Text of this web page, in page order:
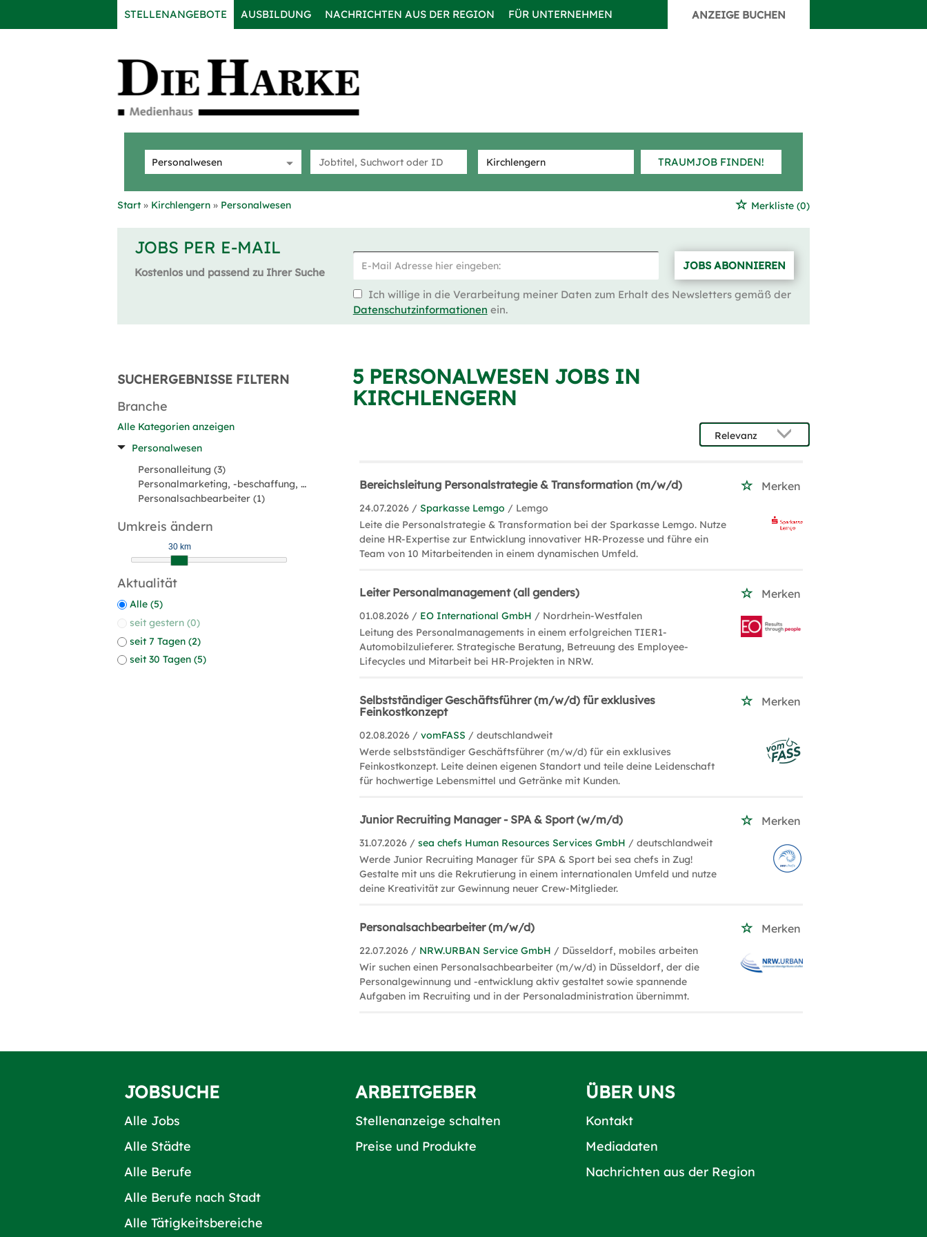
STELLENANGEBOTE AUSBILDUNG NACHRICHTEN AUS DER REGION FÜR UNTERNEHMEN ANZEIGE BUCHEN
TRAUMJOB FINDEN!
Start Kirchlengern Personalwesen Merkliste (0)
JOBS PER E-MAIL
Kostenlos und passend zu Ihrer Suche
JOBS ABONNIEREN
Ich willige in die Verarbeitung meiner Daten zum Erhalt des Newsletters gemäß der
Datenschutzinformationen ein.
SUCHERGEBNISSE FILTERN
Branche
Alle Kategorien anzeigen
Personalwesen
Personalleitung (3)
Personalmarketing, -beschaffung, Rekrutierung (2)
Personalsachbearbeiter (1)
Umkreis ändern
30 km
Aktualität
Alle (5)
seit gestern (0)
seit 7 Tagen (2)
seit 30 Tagen (5)
5 PERSONALWESEN JOBS IN
KIRCHLENGERN
Bereichsleitung Personalstrategie & Transformation (m/w/d) Merken
24.07.2026 /Sparkasse Lemgo / Lemgo
Leite die Personalstrategie & Transformation bei der Sparkasse Lemgo. Nutze
deine HR-Expertise zur Entwicklung innovativer HR-Prozesse und führe ein
Team von 10 Mitarbeitenden in einem dynamischen Umfeld.
Leiter Personalmanagement (all genders) Merken
01.08.2026 / EO International GmbH / Nordrhein-Westfalen
Leitung des Personalmanagements in einem erfolgreichen TIER1-
Automobilzulieferer. Strategische Beratung, Betreuung des Employee-
Lifecycles und Mitarbeit bei HR-Projekten in NRW.
Selbstständiger Geschäftsführer (m/w/d) für exklusives
Feinkostkonzept
Merken
02.08.2026 /vomFASS / deutschlandweit
Werde selbstständiger Geschäftsführer (m/w/d) für ein exklusives
Feinkostkonzept. Leite deinen eigenen Standort und teile deine Leidenschaft
für hochwertige Lebensmittel und Getränke mit Kunden.
Junior Recruiting Manager - SPA & Sport (w/m/d) Merken
31.07.2026 /sea chefs Human Resources Services GmbH / deutschlandweit
Werde Junior Recruiting Manager für SPA & Sport bei sea chefs in Zug!
Gestalte mit uns die Rekrutierung in einem internationalen Umfeld und nutze
deine Kreativität zur Gewinnung neuer Crew-Mitglieder.
Personalsachbearbeiter (m/w/d) Merken
22.07.2026 / NRW.URBAN Service GmbH / Düsseldorf, mobiles arbeiten
Wir suchen einen Personalsachbearbeiter (m/w/d) in Düsseldorf, der die
Personalgewinnung und -entwicklung aktiv gestaltet sowie spannende
Aufgaben im Recruiting und in der Personaladministration übernimmt.
JOBSUCHE
Alle Jobs
Alle Städte
Alle Berufe
Alle Berufe nach Stadt
Alle Tätigkeitsbereiche
ARBEITGEBER
Stellenanzeige schalten
Preise und Produkte
ÜBER UNS
Kontakt
Mediadaten
Nachrichten aus der Region